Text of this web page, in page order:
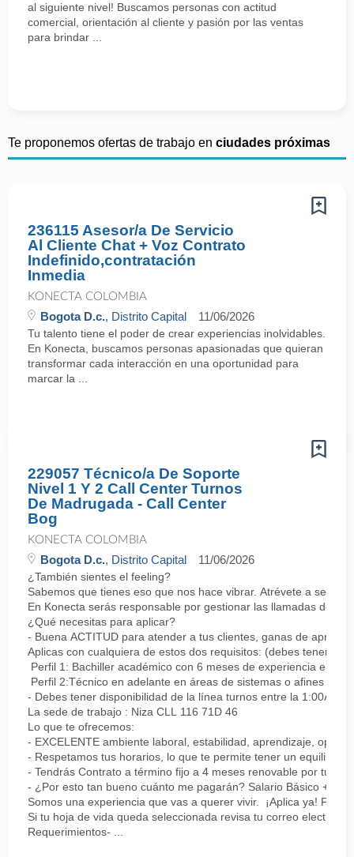
al siguiente nivel! Buscamos personas con actitud
comercial, orientación al cliente y pasión por las ventas
para brindar ...
Te proponemos ofertas de trabajo en ciudades próximas
236115 Asesor/a De Servicio
Al Cliente Chat + Voz Contrato
Indefinido,contratación
Inmedia
KONECTA COLOMBIA
Bogota D.c., Distrito Capital 11/06/2026
Tu talento tiene el poder de crear experiencias inolvidables.
En Konecta, buscamos personas apasionadas que quieran
transformar cada interacción en una oportunidad para
marcar la ...
229057 Técnico/a De Soporte
Nivel 1 Y 2 Call Center Turnos
De Madrugada - Call Center
Bog
KONECTA COLOMBIA
Bogota D.c., Distrito Capital 11/06/2026
¿También sientes el feeling?
Sabemos que tienes eso que nos hace vibrar. Atrévete a ser
En Konecta serás responsable por gestionar las llamadas de
¿Qué necesitas para aplicar?
- Buena ACTITUD para atender a tus clientes, ganas de
Aplicas con cualquiera de estos dos requisitos: (debes tener
Perfil 1: Bachiller académico con 6 meses de experiencia en
Perfil 2:Técnico en adelante en áreas de sistemas o afines
- Debes tener disponibilidad de la línea turnos entre la 1:00AM
La sede de trabajo : Niza CLL 116 71D 46
Lo que te ofrecemos:
- EXCELENTE ambiente laboral, estabilidad, aprendizaje,
- Respetamos tus horarios, lo que te permite tener un equilibrio
- Tendrás Contrato a término fijo a 4 meses renovable por tu
- ¿Por esto tan bueno cuánto me pagarán? Salario Básico +
Somos una experiencia que vas a querer vivir. ¡Aplica ya!
Si tu hoja de vida queda seleccionada revisa tu correo
Requerimientos- ...